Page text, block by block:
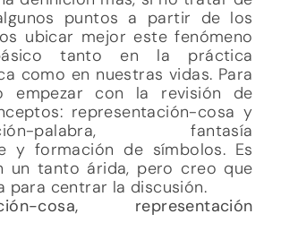
puntos a partir de los
ubicar mejor este fenómeno
tanto en la práctica
como en nuestras vidas. Para
empezar con la revisión de
representación-cosa y
palabra, fantasía
y formación de símbolos. Es
un tanto árida, pero creo que
para centrar la discusión.
cosa, representación